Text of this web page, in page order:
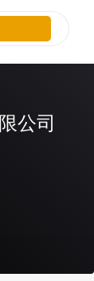
公司